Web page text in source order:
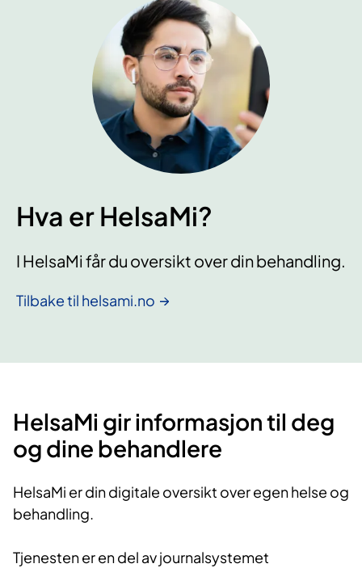
Hva er HelsaMi?
I HelsaMi får du oversikt over din behandling.
Tilbake til helsami.no
HelsaMi gir informasjon til deg
og dine behandlere
HelsaMi er din digitale oversikt over egen helse og
behandling.
Tjenesten er en del av journalsystemet